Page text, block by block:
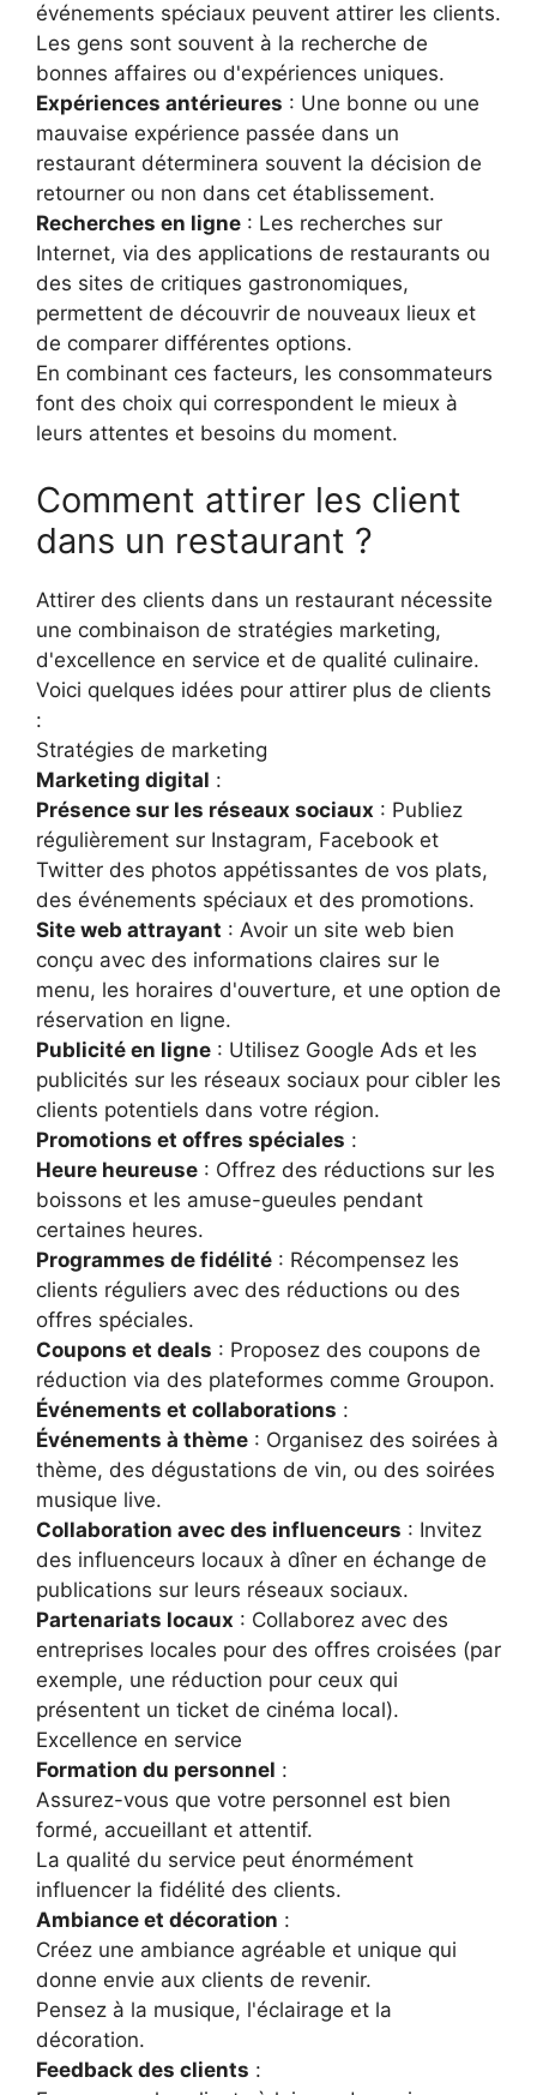
événements spéciaux peuvent attirer les clients.
Les gens sont souvent à la recherche de
bonnes affaires ou d'expériences uniques.
Expériences antérieures : Une bonne ou une
mauvaise expérience passée dans un
restaurant déterminera souvent la décision de
retourner ou non dans cet établissement.
Recherches en ligne : Les recherches sur
Internet, via des applications de restaurants ou
des sites de critiques gastronomiques,
permettent de découvrir de nouveaux lieux et
de comparer différentes options.
En combinant ces facteurs, les consommateurs
font des choix qui correspondent le mieux à
leurs attentes et besoins du moment.
Comment attirer les client
dans un restaurant ?
Attirer des clients dans un restaurant nécessite
une combinaison de stratégies marketing,
d'excellence en service et de qualité culinaire.
Voici quelques idées pour attirer plus de clients
:
Stratégies de marketing
Marketing digital :
Présence sur les réseaux sociaux : Publiez
régulièrement sur Instagram, Facebook et
Twitter des photos appétissantes de vos plats,
des événements spéciaux et des promotions.
Site web attrayant : Avoir un site web bien
conçu avec des informations claires sur le
menu, les horaires d'ouverture, et une option de
réservation en ligne.
Publicité en ligne : Utilisez Google Ads et les
publicités sur les réseaux sociaux pour cibler les
clients potentiels dans votre région.
Promotions et offres spéciales :
Heure heureuse : Offrez des réductions sur les
boissons et les amuse-gueules pendant
certaines heures.
Programmes de fidélité : Récompensez les
clients réguliers avec des réductions ou des
offres spéciales.
Coupons et deals : Proposez des coupons de
réduction via des plateformes comme Groupon.
Événements et collaborations :
Événements à thème : Organisez des soirées à
thème, des dégustations de vin, ou des soirées
musique live.
Collaboration avec des influenceurs : Invitez
des influenceurs locaux à dîner en échange de
publications sur leurs réseaux sociaux.
Partenariats locaux : Collaborez avec des
entreprises locales pour des offres croisées (par
exemple, une réduction pour ceux qui
présentent un ticket de cinéma local).
Excellence en service
Formation du personnel :
Assurez-vous que votre personnel est bien
formé, accueillant et attentif.
La qualité du service peut énormément
influencer la fidélité des clients.
Ambiance et décoration :
Créez une ambiance agréable et unique qui
donne envie aux clients de revenir.
Pensez à la musique, l'éclairage et la
décoration.
Feedback des clients :